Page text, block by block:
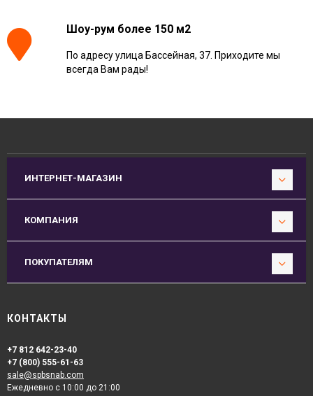
Шоу-рум более 150 м2
По адресу улица Бассейная, 37. Приходите мы
всегда Вам рады!
ИНТЕРНЕТ-МАГАЗИН
КОМПАНИЯ
ПОКУПАТЕЛЯМ
КОНТАКТЫ
+7 812 642-23-40
+7 (800) 555-61-63
sale@spbsnab.com
Ежедневно с 10:00 до 21:00